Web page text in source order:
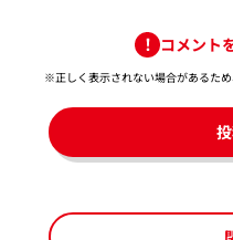
コメント
※正しく表示されない場合があるた